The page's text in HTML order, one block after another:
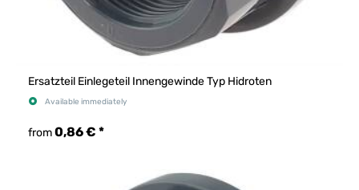
Ersatzteil Einlegeteil Innengewinde Typ Hidroten
Available immediately
from0,86 € *